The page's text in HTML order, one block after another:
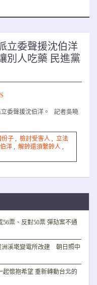
立委聲援沈伯洋
別人吃藥 民進黨
委聲援沈伯洋。 記者吳曉
份子 , 檢討受害人 , 立法
洋 , 解鈴還須繫鈴人 ,
票、反對50票 彈劾案不通
洲溪墘變電所改建 朝日照中
起懷抱希望 重新轉動台北的